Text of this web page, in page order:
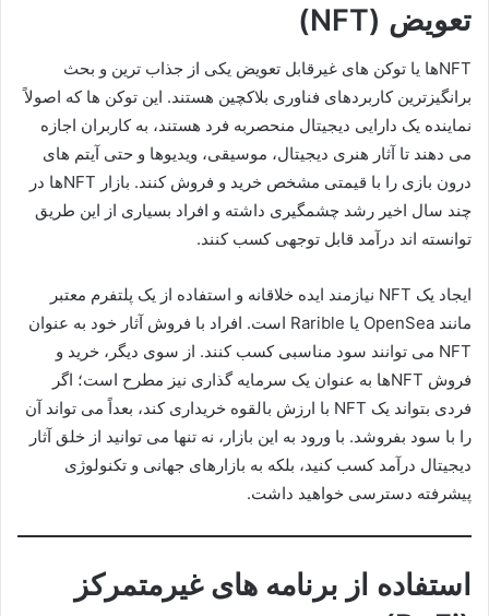
تعویض (NFT)
NFTها یا توکن های غیرقابل تعویض یکی از جذاب ترین و بحث
برانگیزترین کاربردهای فناوری بلاکچین هستند. این توکن ها که اصولاً
نماینده یک دارایی دیجیتال منحصربه فرد هستند، به کاربران اجازه
می دهند تا آثار هنری دیجیتال، موسیقی، ویدیوها و حتی آیتم های
درون بازی را با قیمتی مشخص خرید و فروش کنند. بازار NFTها در
چند سال اخیر رشد چشمگیری داشته و افراد بسیاری از این طریق
توانسته اند درآمد قابل توجهی کسب کنند.
ایجاد یک NFT نیازمند ایده خلاقانه و استفاده از یک پلتفرم معتبر
مانند OpenSea یا Rarible است. افراد با فروش آثار خود به عنوان
NFT می توانند سود مناسبی کسب کنند. از سوی دیگر، خرید و
فروش NFTها به عنوان یک سرمایه گذاری نیز مطرح است؛ اگر
فردی بتواند یک NFT با ارزش بالقوه خریداری کند، بعداً می تواند آن
را با سود بفروشد. با ورود به این بازار، نه تنها می توانید از خلق آثار
دیجیتال درآمد کسب کنید، بلکه به بازارهای جهانی و تکنولوژی
پیشرفته دسترسی خواهید داشت.
استفاده از برنامه های غیرمتمرکز